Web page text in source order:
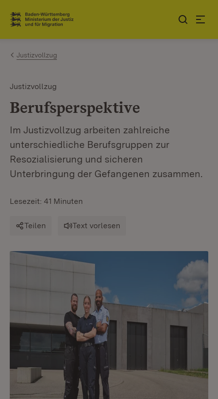
Zum Inhalt springen
Link zur Startseite
Justizvollzug
Justizvollzug
Berufsperspektive
Im Justizvollzug arbeiten zahlreiche
unterschiedliche Berufsgruppen zur
Resozialisierung und sicheren
Unterbringung der Gefangenen zusammen.
Lesezeit: 41 Minuten
Teilen Text vorlesen